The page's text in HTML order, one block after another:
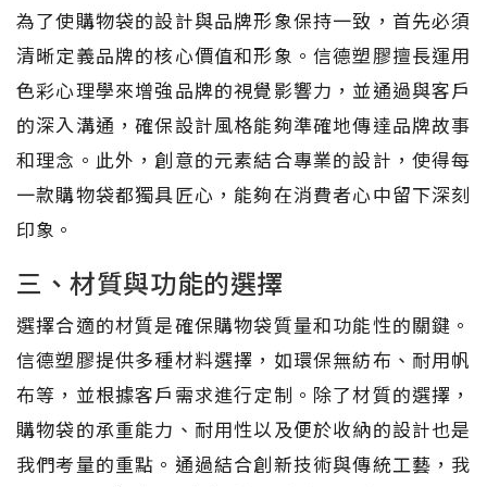
為了使購物袋的設計與品牌形象保持一致，首先必須
清晰定義品牌的核心價值和形象。信德塑膠擅長運用
色彩心理學來增強品牌的視覺影響力，並通過與客戶
的深入溝通，確保設計風格能夠準確地傳達品牌故事
和理念。此外，創意的元素結合專業的設計，使得每
一款購物袋都獨具匠心，能夠在消費者心中留下深刻
印象。
三、材質與功能的選擇
選擇合適的材質是確保購物袋質量和功能性的關鍵。
信德塑膠提供多種材料選擇，如環保無紡布、耐用帆
布等，並根據客戶需求進行定制。除了材質的選擇，
購物袋的承重能力、耐用性以及便於收納的設計也是
我們考量的重點。通過結合創新技術與傳統工藝，我